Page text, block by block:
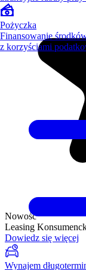
Nowość
Leasing
Dowiedz się więcej
Wynajem
Pożyczka
Finansowanie
z korzyściami